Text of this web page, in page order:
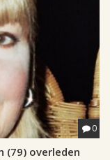
0
(79) overleden